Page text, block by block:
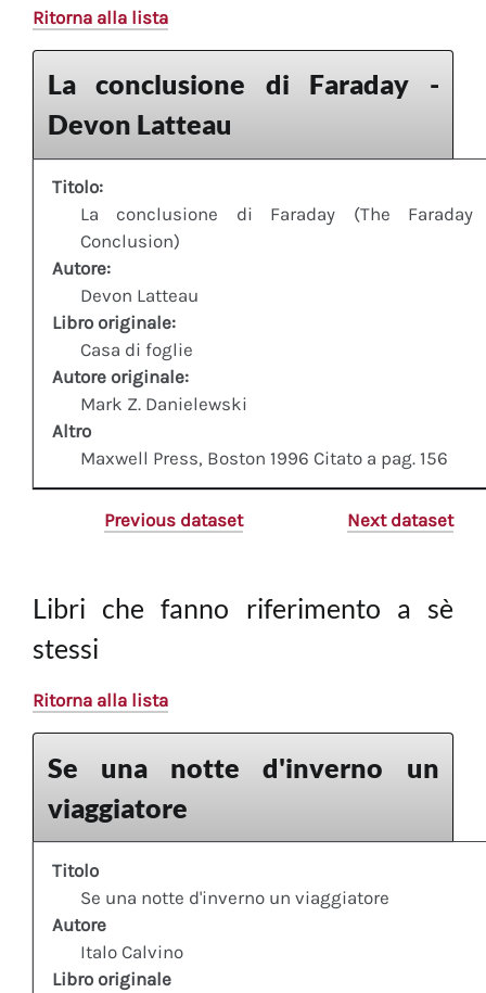
Ritorna alla lista
La conclusione di Faraday -
Devon Latteau
Titolo:
La conclusione di Faraday (The Faraday
Conclusion)
Autore:
Devon Latteau
Libro originale:
Casa di foglie
Autore originale:
Mark Z. Danielewski
Altro
Maxwell Press, Boston 1996 Citato a pag. 156
Previous dataset Next dataset
Libri che fanno riferimento a sè
stessi
Ritorna alla lista
Se una notte d'inverno un
viaggiatore
Titolo
Se una notte d'inverno un viaggiatore
Autore
Italo Calvino
Libro originale